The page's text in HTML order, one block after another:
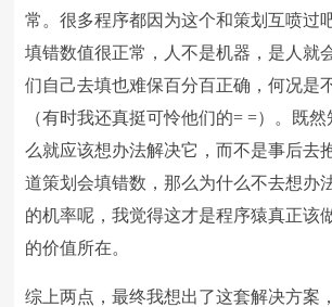
常。很多程序都因为这个和策划互喷过
填错数值很正常，人不是机器，是人就
们自己去填也难保百分百正确，何况是
（有时我还真挺可怜他们的= =）。既
么就应该想办法解决它，而不是事后去
道策划会填错数，那么为什么不去想办
的机率呢，我觉得这才是程序猿真正该
的价值所在。
综上两点，最终我想出了这套解决方案